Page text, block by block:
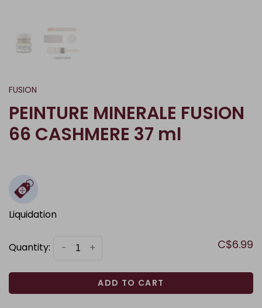
FUSION
PEINTURE MINERALE FUSION
66 CASHMERE 37 ml
Liquidation
Quantity: +
- C$6.99
ADD TO CART